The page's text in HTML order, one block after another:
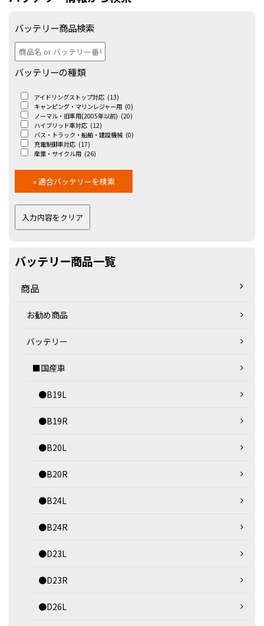
バッテリー商品検索
バッテリーの種類
アイドリングストップ対応 (13)
キャンピング・マリンレジャー用 (0)
ノーマル・旧車用(2005年以前) (20)
ハイブリッド車対応 (12)
バス・トラック・船舶・建設機械 (0)
充電制御車対応 (17)
産業・サイクル用 (26)
バッテリー商品一覧
商品
お勧め商品
バッテリー
■国産車
●B19L
●B19R
●B20L
●B20R
●B24L
●B24R
●D23L
●D23R
●D26L